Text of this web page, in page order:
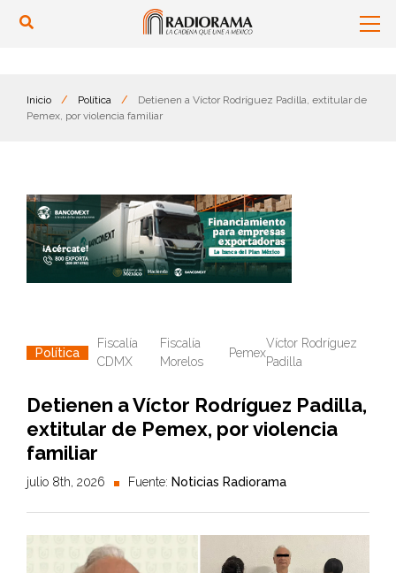
Inicio / Política /
Detienen a Víctor Rodríguez Padilla, extitular de
Pemex, por violencia familiar
Política
Fiscalía
CDMX
Fiscalía
Morelos
Pemex
Víctor Rodríguez
Padilla
Detienen a Víctor Rodríguez Padilla,
extitular de Pemex, por violencia
familiar
julio 8th, 2026 Fuente: Noticias Radiorama